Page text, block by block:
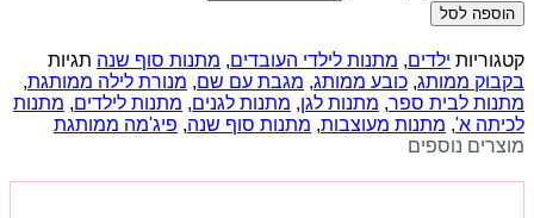
הוספה לסל
קטגוריות ילדים, מתנות לילדי העובדים, מתנות סוף שנה תגיות
בקבוק ממותג, כובע ממותג, מגבת עם שם, מנורת לילה ממותגת,
מתנות לבית ספר, מתנות לגן, מתנות לגנים, מתנות לילדים, מתנות
לכיתה א', מתנות מעוצבות, מתנות סוף שנה, פיג'מה ממותגת
מוצרים נוספים